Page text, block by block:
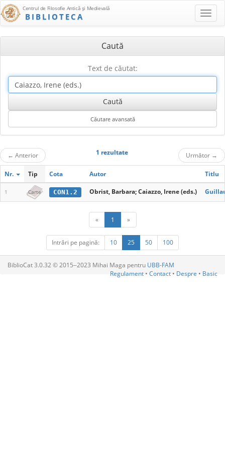
Centrul de Filosofie Antică şi Medievală
BIBLIOTECA
Caută
Text de căutat:
← Anterior 1 rezultate Următor →
Nr. Tip Cota Autor Titlu
1 Carte CON1.2 Obrist, Barbara; Caiazzo, Irene (eds.)
« 1 »
Intrări pe pagină: 10 25 50 100
BiblioCat 3.0.32 © 2015‒2023 Mihai Maga pentru UBB-FAM
Regulament • Contact • Despre • Basic